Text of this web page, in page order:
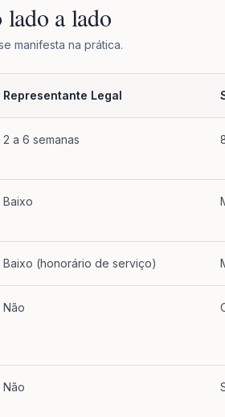
lado a lado
manifesta na prática.
Representante Legal
2 a 6 semanas
Baixo
Baixo (honorário de serviço)
Não
Não